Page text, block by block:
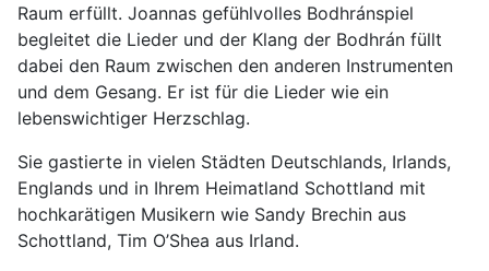
Raum erfüllt. Joannas gefühlvolles Bodhránspiel
begleitet die Lieder und der Klang der Bodhrán füllt
dabei den Raum zwischen den anderen Instrumenten
und dem Gesang. Er ist für die Lieder wie ein
lebenswichtiger Herzschlag.
Sie gastierte in vielen Städten Deutschlands, Irlands,
Englands und in Ihrem Heimatland Schottland mit
hochkarätigen Musikern wie Sandy Brechin aus
Schottland, Tim O’Shea aus Irland.